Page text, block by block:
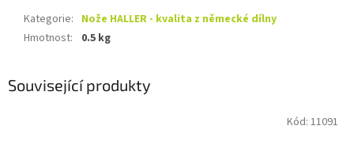
Kategorie: Nože HALLER - kvalita z německé dílny
Hmotnost: 0.5 kg
Související produkty
Kód: 11091